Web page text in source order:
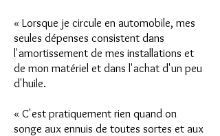
« Lorsque je circule en automobile, mes
seules dépenses consistent dans
l'amortissement de mes installations et
de mon matériel et dans l'achat d'un peu
d'huile.
« C'est pratiquement rien quand on
songe aux ennuis de toutes sortes et aux